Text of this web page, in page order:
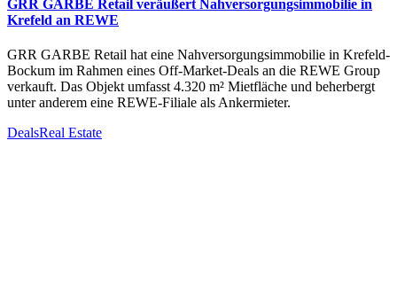
GRR GARBE Retail veräußert Nahversorgungsimmobilie in
Krefeld an REWE
GRR GARBE Retail hat eine Nahversorgungsimmobilie in Krefeld-
Bockum im Rahmen eines Off-Market-Deals an die REWE Group
verkauft. Das Objekt umfasst 4.320 m² Mietfläche und beherbergt
unter anderem eine REWE-Filiale als Ankermieter.
DealsReal Estate